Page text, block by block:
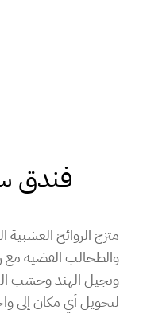
فندق
متزج الروائح العشبية
والطحالب الفضية مع
ونجيل الهند وخشب
لتحويل أي مكان إلى